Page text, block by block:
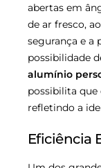
abertas em
de ar fresco,
segurança e a
possibilidade
alumínio
possibilita
refletindo a
Eficiência